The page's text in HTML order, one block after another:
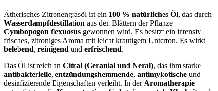
Ätherisches Zitronengrasöl ist ein 100 % natürliches Öl, das durch
Wasserdampfdestillation aus den Blättern der Pflanze
Cymbopogon flexuosus gewonnen wird. Es besitzt ein intensiv
frisches, zitroniges Aroma mit leicht krautigem Unterton. Es wirkt
belebend, reinigend und erfrischend.
Das Öl ist reich an Citral (Geranial und Neral), das ihm starke
antibakterielle, entzündungshemmende, antimykotische und
desinfizierende Eigenschaften verleiht. In der Aromatherapie